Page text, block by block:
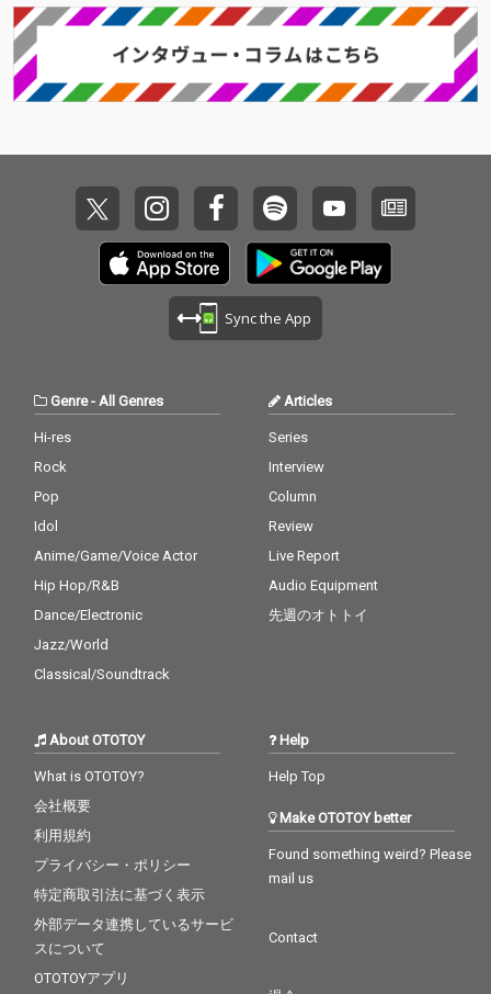
Sync the App
Genre- All Genres
Hi-res
Rock
Pop
Idol
Anime/Game/Voice Actor
Hip Hop/R&B
Dance/Electronic
Jazz/World
Classical/Soundtrack
Articles
Series
Interview
Column
Review
Live Report
Audio Equipment
先週のオトトイ
About OTOTOY
What is OTOTOY?
会社概要
利用規約
プライバシー・ポリシー
特定商取引法に基づく表示
外部データ連携しているサービ
スについて
OTOTOYアプリ
Help
Help Top
Make OTOTOY better
Found something weird? Please
mail us
Contact